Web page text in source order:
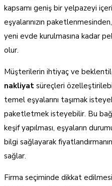
kapsamı geniş bir yelpazeyi
eşyalarınızın
yeni evde kurulmasına kadar
olur.
Müşterilerin ihtiyaç ve
nakliyat süreçleri
temel eşyalarını taşımak
paketletmek isteyebilir. Bu
keşif yapılması, eşyaların
bilgi sağlayarak
sağlar.
Firma seçiminde dikkat